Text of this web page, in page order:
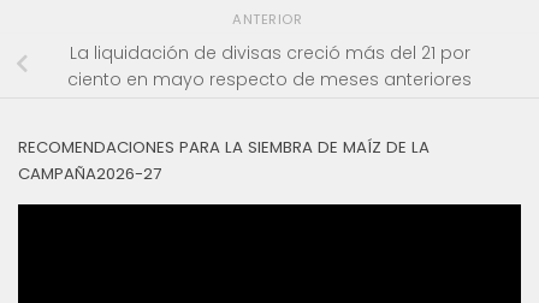
ANTERIOR
La liquidación de divisas creció más del 21 por
ciento en mayo respecto de meses anteriores
RECOMENDACIONES PARA LA SIEMBRA DE MAÍZ DE LA
CAMPAÑA2026-27